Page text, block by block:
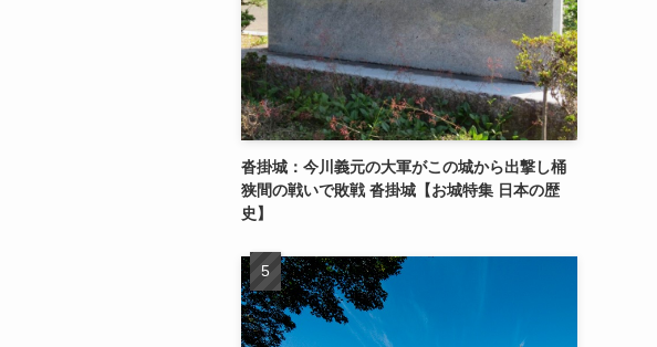
沓掛城：今川義元の大軍がこの城から出撃し桶
狭間の戦いで敗戦 沓掛城【お城特集 日本の歴
史】